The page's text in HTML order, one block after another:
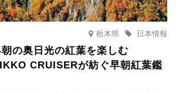
栃木県 日本情報
の奥日光の紅葉を楽しむ
CRUISERが紡ぐ早朝紅葉鑑